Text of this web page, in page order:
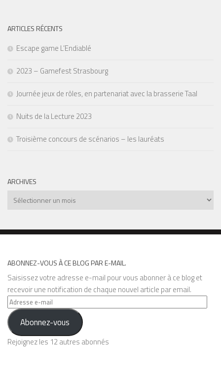
ARTICLES RÉCENTS
Escape game L’Endiablé
2023 – Gamefest Strasbourg
Journée jeux de rôles, en partenariat avec la brasserie Taal
Nuits de la Lecture 2023
Troisième concours de scénarios – les lauréats
ARCHIVES
Archives
ABONNEZ-VOUS À CE BLOG PAR E-MAIL.
Saisissez votre adresse e-mail pour vous abonner à ce blog et
recevoir une notification de chaque nouvel article par email.
Adresse
e-
mail Abonnez-vous
Rejoignez les 12 autres abonnés